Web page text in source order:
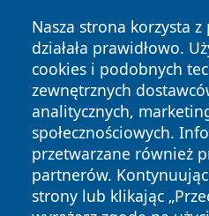
Nasza strona korzysta
działała prawidłowo.
cookies i podobnych
zewnętrznych
analitycznych,
społecznościowych.
przetwarzane również
partnerów.
strony lub klikając
Copyright © 2026 24slupsk.pl
Polityka